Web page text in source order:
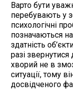
Варто бути
перебувають у
психологічні
позначаються
здатність
разі
хворий не в
ситуації, тому
досвідченого